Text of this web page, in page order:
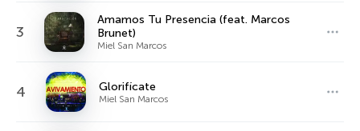
3
Amamos Tu Presencia (feat. Marcos
Brunet)
Miel San Marcos
4 Glorifícate
Miel San Marcos